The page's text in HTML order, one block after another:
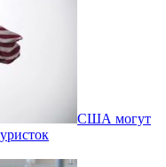
США могут